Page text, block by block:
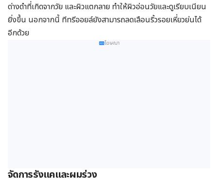
ด่างดำที่เกิดจากวัย และผิวแตกลาย ทำให้ผิวอ่อนวัยและดูเรียบเนียน
ยิ่งขึ้น นอกจากนี้ ทีทรีออยล์ยังสามารถลดเลือนริ้วรอยเหี่ยวย่นได้
อีกด้วย
โฆษณา
จัดการรังแคและผมร่วง